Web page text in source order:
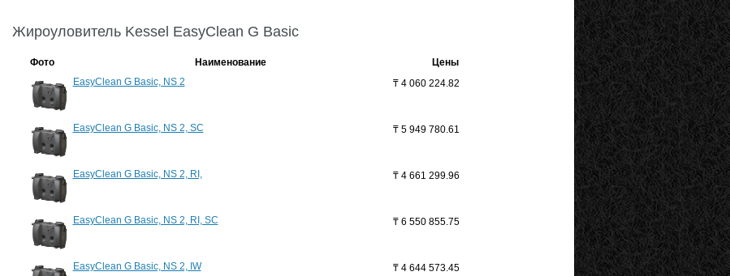
Жироуловитель Kessel EasyClean G Basic
Фото Наименование
Цены
EasyClean G Basic, NS 2
₸ 4 060 224.82
EasyClean G Basic, NS 2, SC ₸ 5 949 780.61
EasyClean G Basic, NS 2, RI, ₸ 4 661 299.96
EasyClean G Basic, NS 2, RI, SC ₸ 6 550 855.75
EasyClean G Basic, NS 2, IW ₸ 4 644 573.45